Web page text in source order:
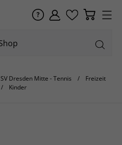
SV Dresden Mitte - Tennis
Freizeit
Kinder